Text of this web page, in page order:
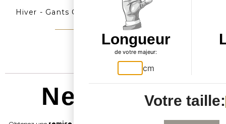
Hiver - Gants Cuir...
52,90 €
Longueur
de votre majeur:
cm
Votre taille:
Newsletter